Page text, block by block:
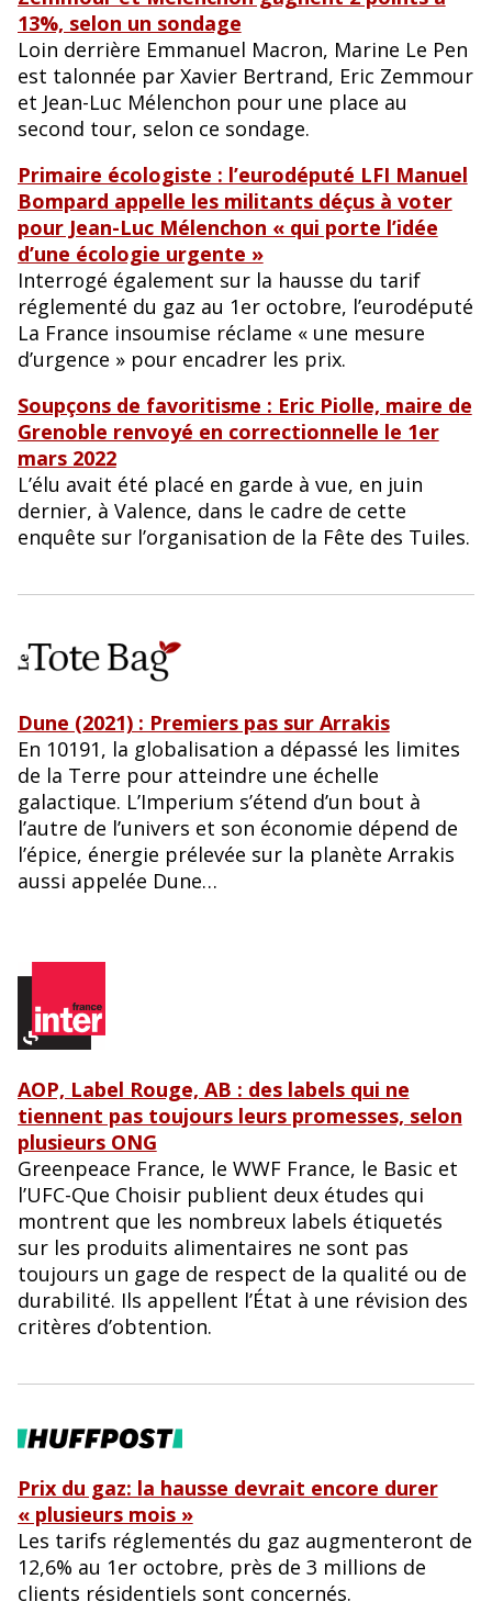
13%, selon un sondage
Loin derrière Emmanuel Macron, Marine Le Pen
est talonnée par Xavier Bertrand, Eric Zemmour
et Jean-Luc Mélenchon pour une place au
second tour, selon ce sondage.
Primaire écologiste : l’eurodéputé LFI Manuel
Bompard appelle les militants déçus à voter
pour Jean-Luc Mélenchon « qui porte l’idée
d’une écologie urgente »
Interrogé également sur la hausse du tarif
réglementé du gaz au 1er octobre, l’eurodéputé
La France insoumise réclame « une mesure
d’urgence » pour encadrer les prix.
Soupçons de favoritisme : Eric Piolle, maire de
Grenoble renvoyé en correctionnelle le 1er
mars 2022
L’élu avait été placé en garde à vue, en juin
dernier, à Valence, dans le cadre de cette
enquête sur l’organisation de la Fête des Tuiles.
Dune (2021) : Premiers pas sur Arrakis
En 10191, la globalisation a dépassé les limites
de la Terre pour atteindre une échelle
galactique. L’Imperium s’étend d’un bout à
l’autre de l’univers et son économie dépend de
l’épice, énergie prélevée sur la planète Arrakis
aussi appelée Dune…
AOP, Label Rouge, AB : des labels qui ne
tiennent pas toujours leurs promesses, selon
plusieurs ONG
Greenpeace France, le WWF France, le Basic et
l’UFC-Que Choisir publient deux études qui
montrent que les nombreux labels étiquetés
sur les produits alimentaires ne sont pas
toujours un gage de respect de la qualité ou de
durabilité. Ils appellent l’État à une révision des
critères d’obtention.
Prix du gaz: la hausse devrait encore durer
« plusieurs mois »
Les tarifs réglementés du gaz augmenteront de
12,6% au 1er octobre, près de 3 millions de
clients résidentiels sont concernés.